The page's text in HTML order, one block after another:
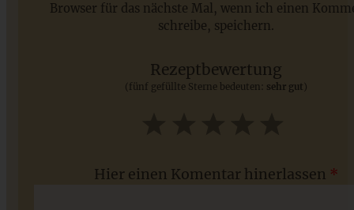
Saisonale Rezepte im Juli - meine 7 sommerlichen
Browser für das nächste Mal, wenn ich einen
schreibe, speichern.
Rezeptbewertung
(fünf gefüllte Sterne bedeuten: sehr gut )
Hier einen Komentar hinerlassen *